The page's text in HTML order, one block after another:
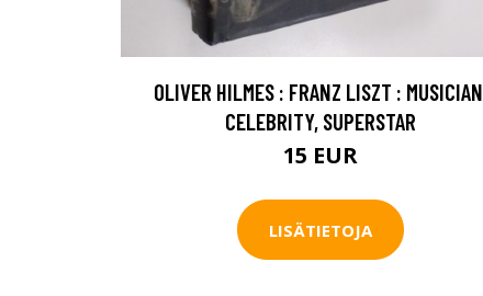
OLIVER HILMES : FRANZ LISZT :
CELEBRITY, SUPERSTAR
15 EUR
LISÄTIETOJA